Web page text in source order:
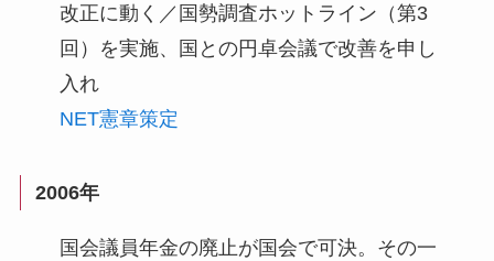
改正に動く／国勢調査ホットライン（第3
回）を実施、国との円卓会議で改善を申し
入れ
NET憲章策定
2006年
国会議員年金の廃止が国会で可決。その一